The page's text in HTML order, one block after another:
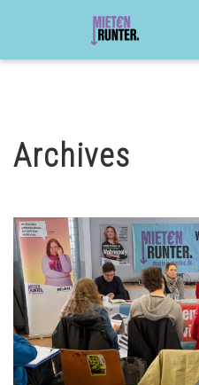
Archives